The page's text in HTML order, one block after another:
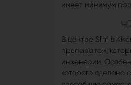
имеет минимум
В центре Slim в
препаратом,
инженерии.
которого сделано